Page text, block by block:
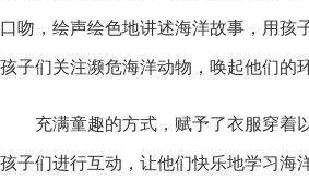
口吻，绘声绘色地讲述海洋故事，用孩
孩子们关注濒危海洋动物，唤起他们的
充满童趣的方式，赋予了衣服穿着
孩子们进行互动，让他们快乐地学习海